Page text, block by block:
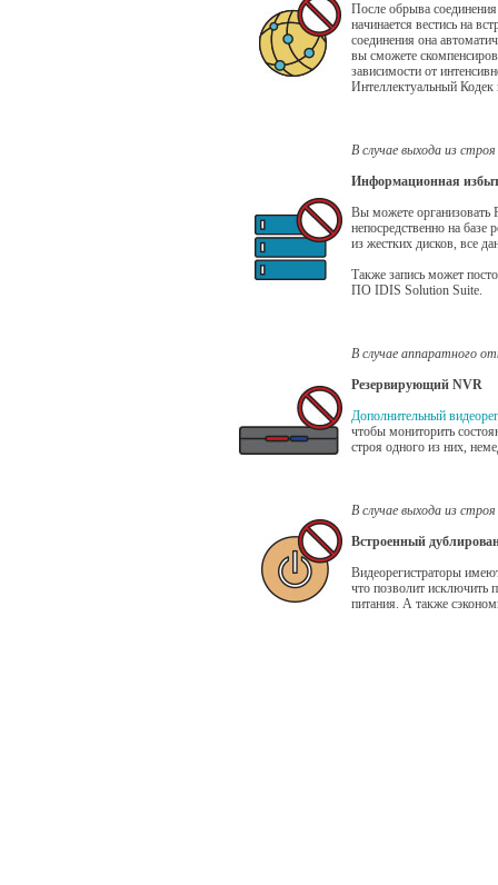
После обрыва
начинается вестись на
соединения она
вы сможете
зависимости от
Интеллектуальный
В случае выхода из
Информационная
Вы можете
непосредственно на базе
из жестких дисков, все
Также запись может
ПО IDIS Solution Suite.
В случае аппаратного
Резервирующий NVR
Дополнительный
чтобы мониторить
строя одного из них,
В случае выхода из
Встроенный
Видеорегистраторы
что позволит исключить
питания. А также